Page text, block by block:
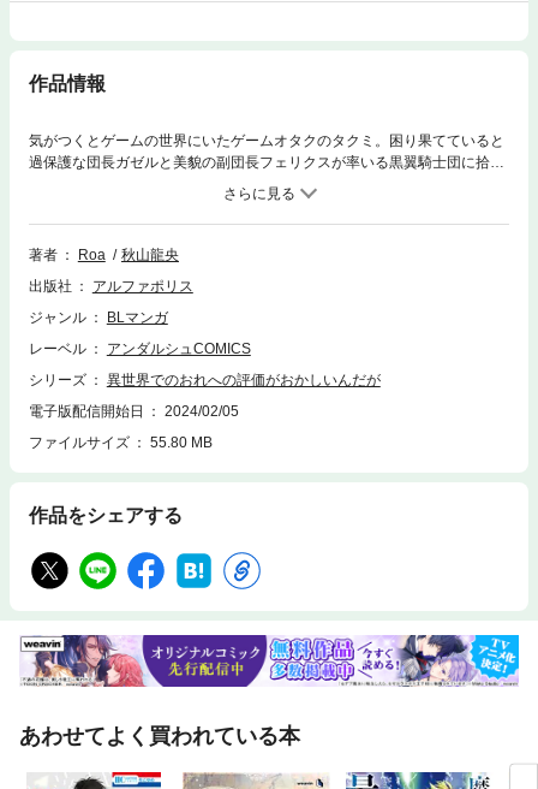
作品情報
気がつくとゲームの世界にいたゲームオタクのタクミ。困り果てていると
過保護な団長ガゼルと美貌の副団長フェリクスが率いる黒翼騎士団に拾わ
れる。彼らと王都へ向かう道中、タクミは偶然拾った刀を使ってモンスタ
ーを討伐していく。ところが、この刀は驚異的な力を与える代わりに、発
情状態にさせるアイテムだった！ すると、ガゼルとフェリクスがタクミを
慰めようと迫ってきて――!? 愛されチート(？)が止まらない、異世界ラ
著者 Roa
秋山龍央
出版社
アルファポリス
ジャンル
BLマンガ
レーベル
アンダルシュCOMICS
シリーズ
異世界でのおれへの評価がおかしいんだが
電子版配信開始日
2024/02/05
ファイルサイズ
55.80 MB
作品をシェアする
あわせてよく買われている本